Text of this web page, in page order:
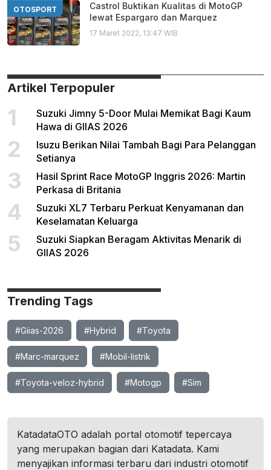
OTOSPORT
Castrol Buktikan Kualitas di MotoGP
lewat Espargaro dan Marquez
17 Maret 2022, 13:47 WIB
Artikel Terpopuler
1
Suzuki Jimny 5-Door Mulai Memikat Bagi Kaum
Hawa di GIIAS 2026
2
Isuzu Berikan Nilai Tambah Bagi Para Pelanggan
Setianya
3
Hasil Sprint Race MotoGP Inggris 2026: Martin
Perkasa di Britania
4
Suzuki XL7 Terbaru Perkuat Kenyamanan dan
Keselamatan Keluarga
5
Suzuki Siapkan Beragam Aktivitas Menarik di
GIIAS 2026
Trending Tags
#Giias-2026 #Hybrid #Toyota
#Marc-marquez #Mobil-listrik
#Toyota-veloz-hybrid #Motogp #Sim
KatadataOTO adalah portal otomotif tepercaya
yang merupakan bagian dari Katadata. Kami
menyajikan informasi terbaru dari industri otomotif